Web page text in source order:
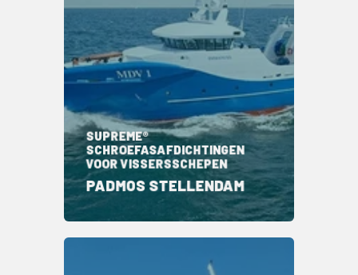
SUPREME®
SCHROEFASAFDICHTINGEN
VOOR VISSERSSCHEPEN
PADMOS STELLENDAM